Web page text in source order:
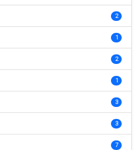
2
1
2
1
3
3
7